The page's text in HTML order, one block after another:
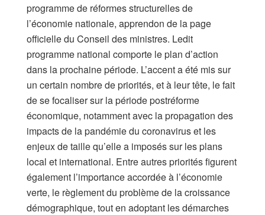
programme de réformes structurelles de
l’économie nationale, apprendon de la page
officielle du Conseil des ministres. Ledit
programme national comporte le plan d’action
dans la prochaine période. L’accent a été mis sur
un certain nombre de priorités, et à leur tête, le fait
de se focaliser sur la période postréforme
économique, notamment avec la propagation des
impacts de la pandémie du coronavirus et les
enjeux de taille qu’elle a imposés sur les plans
local et international. Entre autres priorités figurent
également l’importance accordée à l’économie
verte, le règlement du problème de la croissance
démographique, tout en adoptant les démarches